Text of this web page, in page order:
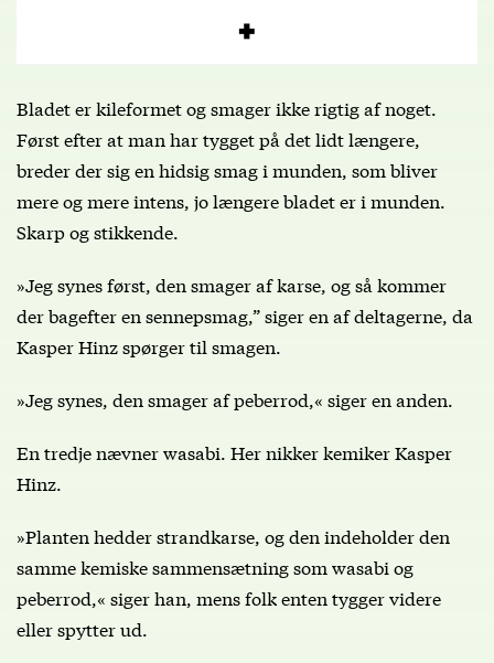
Bladet er kileformet og smager ikke rigtig af noget.
Først efter at man har tygget på det lidt længere,
breder der sig en hidsig smag i munden, som bliver
mere og mere intens, jo længere bladet er i munden.
Skarp og stikkende.
»Jeg synes først, den smager af karse, og så kommer
der bagefter en sennepsmag,” siger en af deltagerne, da
Kasper Hinz spørger til smagen.
»Jeg synes, den smager af peberrod,« siger en anden.
En tredje nævner wasabi. Her nikker kemiker Kasper
Hinz.
»Planten hedder strandkarse, og den indeholder den
samme kemiske sammensætning som wasabi og
peberrod,« siger han, mens folk enten tygger videre
eller spytter ud.